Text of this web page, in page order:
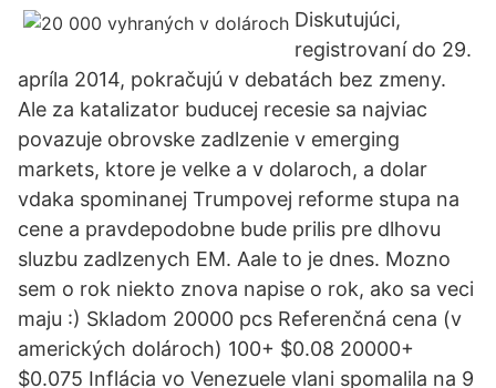
Diskutujúci,
registrovaní do 29.
apríla 2014, pokračujú v debatách bez zmeny.
Ale za katalizator buducej recesie sa najviac
povazuje obrovske zadlzenie v emerging
markets, ktore je velke a v dolaroch, a dolar
vdaka spominanej Trumpovej reforme stupa na
cene a pravdepodobne bude prilis pre dlhovu
sluzbu zadlzenych EM. Aale to je dnes. Mozno
sem o rok niekto znova napise o rok, ako sa veci
maju :) Skladom 20000 pcs Referenčná cena (v
amerických dolároch) 100+ $0.08 20000+
$0.075 Inflácia vo Venezuele vlani spomalila na 9